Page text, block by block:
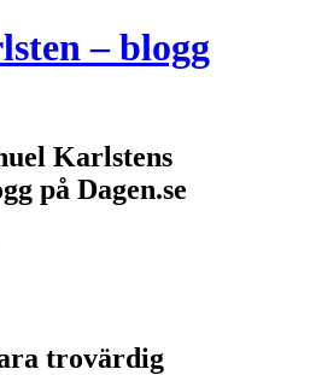
– blogg
Karlstens
på Dagen.se
trovärdig